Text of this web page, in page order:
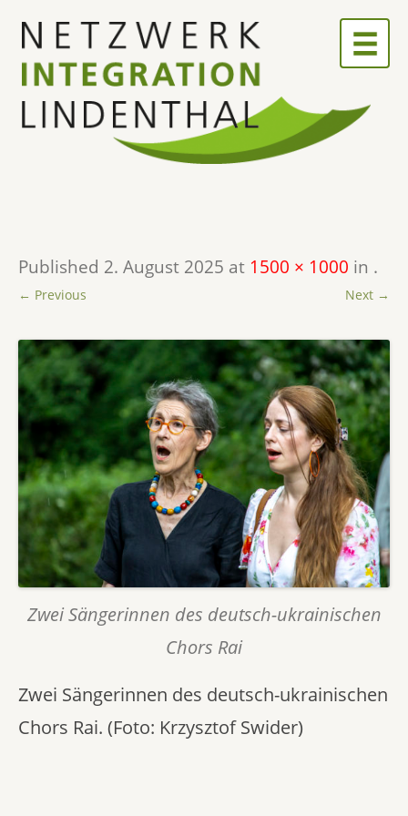
to
content
Published 2. August 2025 at 1500 × 1000 in .
← Previous Next →
Zwei Sängerinnen des deutsch-ukrainischen
Chors Rai
Zwei Sängerinnen des deutsch-ukrainischen
Chors Rai. (Foto: Krzysztof Swider)